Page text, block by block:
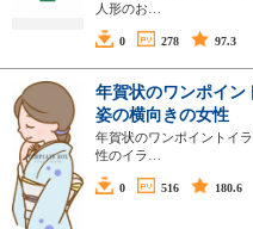
人形のお…
0 278 97.3
年賀状のワンポイン
姿の横向きの女性
年賀状のワンポイントイ
性のイラ…
0 516 180.6